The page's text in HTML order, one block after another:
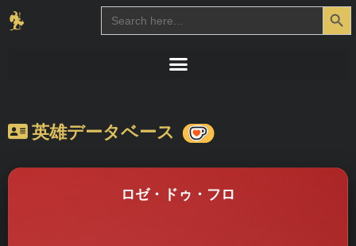
Search
for:
Search Button
英雄データベース
ロゼ・ドゥ・フロ